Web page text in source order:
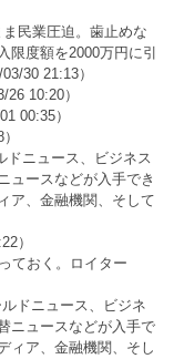
民業圧迫。歯止めな
限度額を2000万円に引
03/30 21:13）
26 10:20）
00:35）
ニュース、ビジネス
ュースなどが入手でき
ア、金融機関、そして
）
ておく。ロイター
ドニュース、ビジネ
ニュースなどが入手で
ィア、金融機関、そし